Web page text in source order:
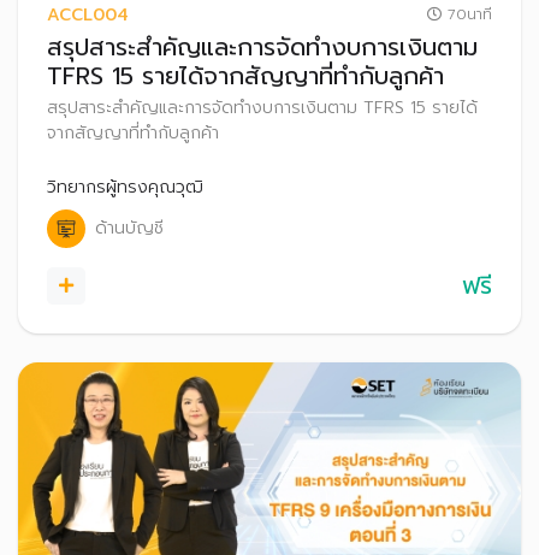
ACCL004 70นาที
สรุปสาระสำคัญและการจัดทำงบการเงินตาม
TFRS 15 รายได้จากสัญญาที่ทำกับลูกค้า
สรุปสาระสำคัญและการจัดทำงบการเงินตาม TFRS 15 รายได้
จากสัญญาที่ทำกับลูกค้า
วิทยากรผู้ทรงคุณวุฒิ
ด้านบัญชี
ฟรี